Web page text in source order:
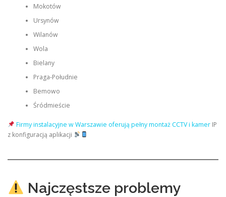
Mokotów
Ursynów
Wilanów
Wola
Bielany
Praga-Południe
Bemowo
Śródmieście
Firmy instalacyjne w Warszawie oferują pełny montaż CCTV i kamerIP
z konfiguracją aplikacji
Najczęstsze problemy